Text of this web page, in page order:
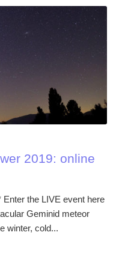
2019: online
the LIVE event here
Geminid meteor
winter, cold...